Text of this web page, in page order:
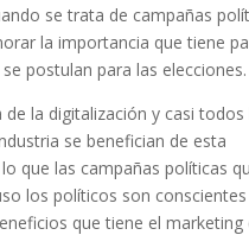
se trata de campañas
la importancia que tiene
postulan para las elecciones.
de la digitalización y casi todos
se benefician de esta
que las campañas políticas
los políticos son
que tiene el marketing